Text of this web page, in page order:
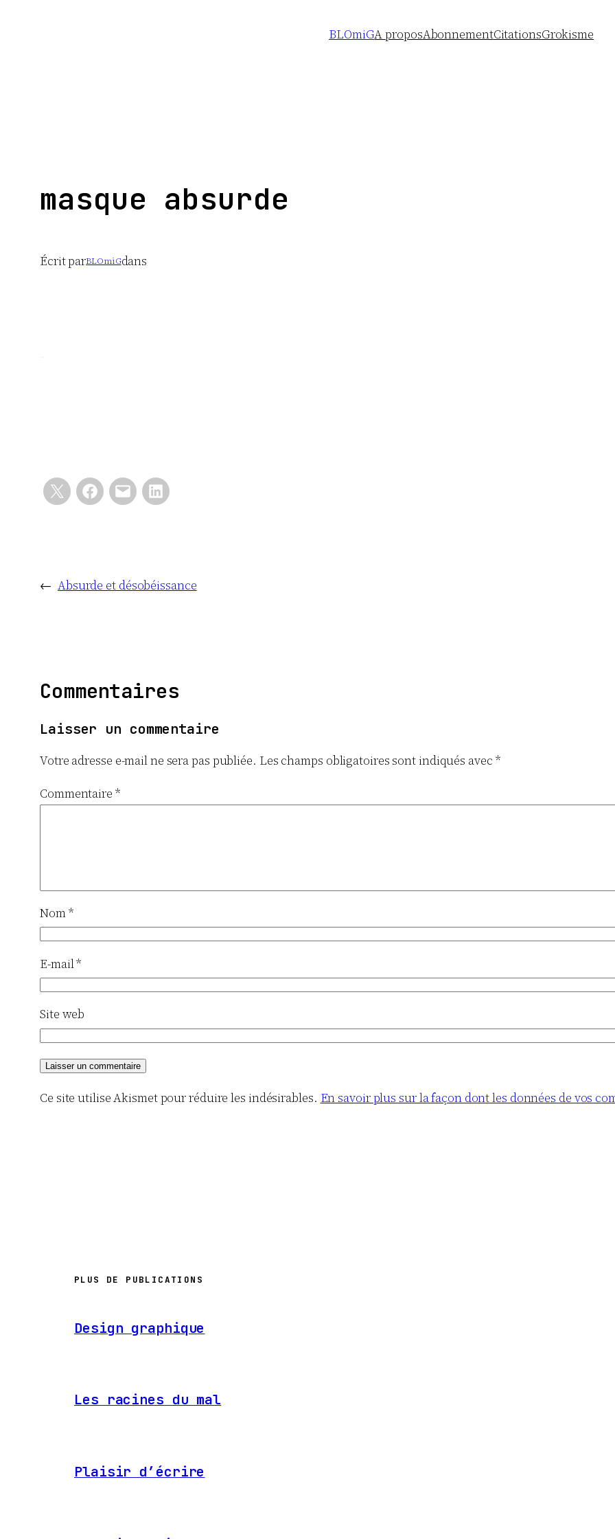
BLOmiGA proposAbonnementCitationsGrokisme
masque absurde
Écrit parBLOmiGdans
← Absurde et désobéissance
Commentaires
Laisser un commentaire
Votre adresse e-mail ne sera pas publiée. Les champs obligatoires sont indiqués avec *
Commentaire *
Nom*
E-mail*
Site web
Ce site utilise Akismet pour réduire les indésirables. En savoir plus sur la façon dont les données de vos
PLUS DE PUBLICATIONS
Design graphique
Les racines du mal
Plaisir d’écrire